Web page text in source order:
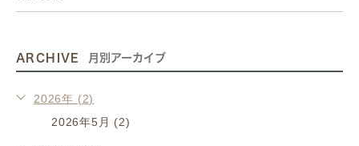
ARCHIVE 月別アーカイブ
2026年 (2)
2026年5月 (2)